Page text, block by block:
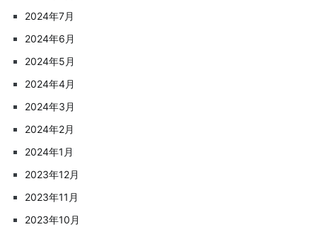
2024年7月
2024年6月
2024年5月
2024年4月
2024年3月
2024年2月
2024年1月
2023年12月
2023年11月
2023年10月